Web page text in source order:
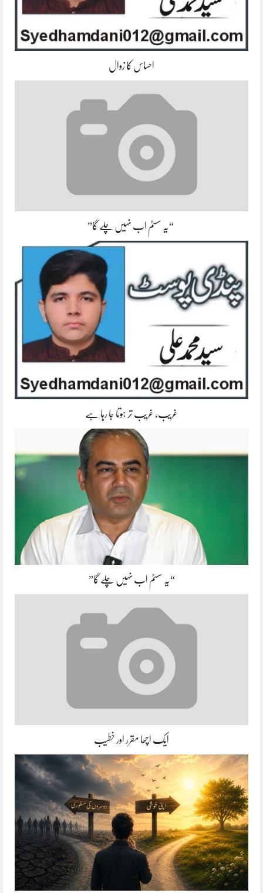
احساس کا زوال
“یہ سسٹم اب نہیں چلے گا”
غریب، غریب تر ہوتا جا رہا ہے
“یہ سسٹم اب نہیں چلے گا”
ایک اچھا مقرر اور خطیب